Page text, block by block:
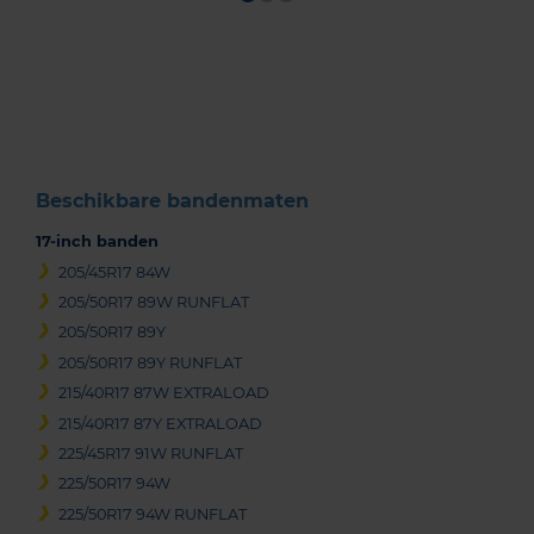
Beschikbare bandenmaten
17-inch banden
205/45R17 84W
205/50R17 89W RUNFLAT
205/50R17 89Y
205/50R17 89Y RUNFLAT
215/40R17 87W EXTRALOAD
215/40R17 87Y EXTRALOAD
225/45R17 91W RUNFLAT
225/50R17 94W
225/50R17 94W RUNFLAT